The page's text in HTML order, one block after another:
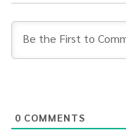
0 COMMENTS